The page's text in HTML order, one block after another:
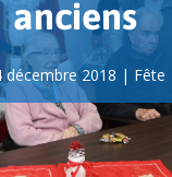
anciens
décembre 2018 | Fête